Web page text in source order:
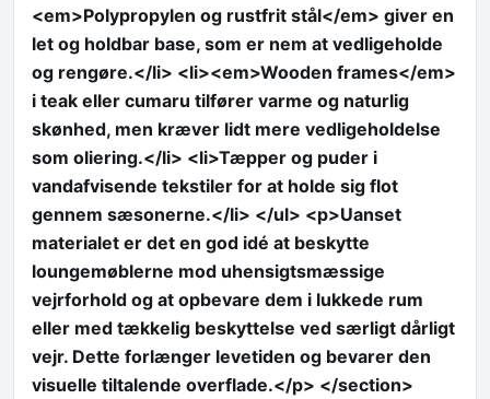
<em>Polypropylen og rustfrit stål</em> giver en
let og holdbar base, som er nem at vedligeholde
og rengøre.</li> <li><em>Wooden frames</em>
i teak eller cumaru tilfører varme og naturlig
skønhed, men kræver lidt mere vedligeholdelse
som oliering.</li> <li>Tæpper og puder i
vandafvisende tekstiler for at holde sig flot
gennem sæsonerne.</li> </ul> <p>Uanset
materialet er det en god idé at beskytte
loungemøblerne mod uhensigtsmæssige
vejrforhold og at opbevare dem i lukkede rum
eller med tækkelig beskyttelse ved særligt dårligt
vejr. Dette forlænger levetiden og bevarer den
visuelle tiltalende overflade.</p> </section>